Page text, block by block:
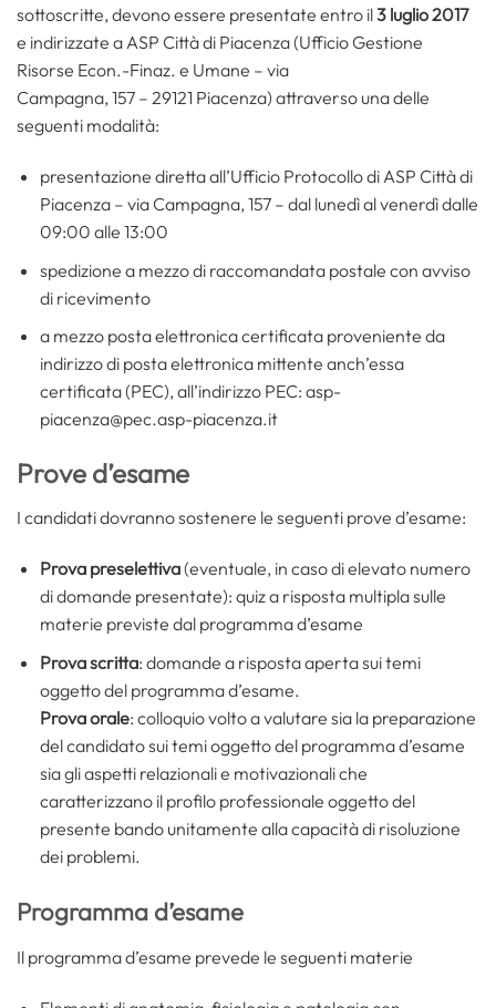
sottoscritte, devono essere presentate entro il3 luglio 2017
e indirizzate a ASP Città di Piacenza (Ufficio Gestione
Risorse Econ.-Finaz. e Umane – via
Campagna, 157 – 29121 Piacenza) attraverso una delle
seguenti modalità:
presentazione diretta all’Ufficio Protocollo di ASP Città di
Piacenza – via Campagna, 157 – dal lunedì al venerdì dalle
09:00 alle 13:00
spedizione a mezzo di raccomandata postale con avviso
di ricevimento
a mezzo posta elettronica certificata proveniente da
indirizzo di posta elettronica mittente anch’essa
certificata (PEC), all’indirizzo PEC: asp-
piacenza@pec.asp-piacenza.it
Prove d’esame
I candidati dovranno sostenere le seguenti prove d’esame:
Prova preselettiva(eventuale, in caso di elevato numero
di domande presentate): quiz a risposta multipla sulle
materie previste dal programma d’esame
Prova scritta: domande a risposta aperta sui temi
oggetto del programma d’esame.
Prova orale: colloquio volto a valutare sia la preparazione
del candidato sui temi oggetto del programma d’esame
sia gli aspetti relazionali e motivazionali che
caratterizzano il profilo professionale oggetto del
presente bando unitamente alla capacità di risoluzione
dei problemi.
Programma d’esame
Il programma d’esame prevede le seguenti materie